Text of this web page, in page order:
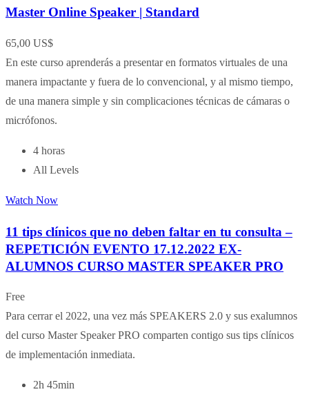
Master Online Speaker | Standard
65,00 US$
En este curso aprenderás a presentar en formatos virtuales de una
manera impactante y fuera de lo convencional, y al mismo tiempo,
de una manera simple y sin complicaciones técnicas de cámaras o
micrófonos.
4 horas
All Levels
Watch Now
11 tips clínicos que no deben faltar en tu consulta –
REPETICIÓN EVENTO 17.12.2022 EX-
ALUMNOS CURSO MASTER SPEAKER PRO
Free
Para cerrar el 2022, una vez más SPEAKERS 2.0 y sus exalumnos
del curso Master Speaker PRO comparten contigo sus tips clínicos
de implementación inmediata.
2h 45min